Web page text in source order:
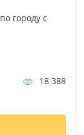
городу с
18 388